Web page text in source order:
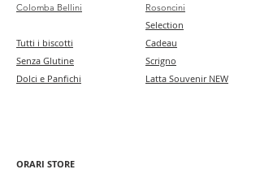
Colomba Bellini
Tutti i biscotti
Senza Glutine
Dolci e Panfichi
Rosoncini
Selection
Cadeau
Scrigno
Latta Souvenir NEW
ORARI STORE